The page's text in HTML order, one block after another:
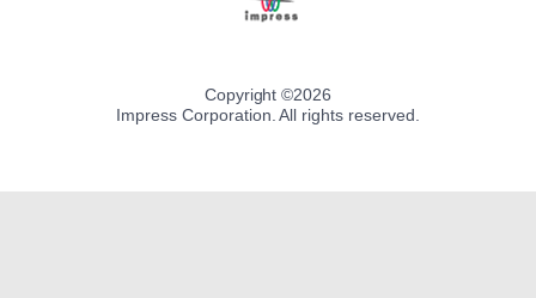
Copyright ©2026
Impress Corporation. All rights reserved.